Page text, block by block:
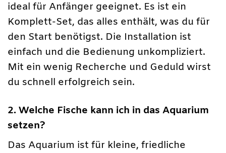
ideal für Anfänger geeignet. Es ist ein
Komplett-Set, das alles enthält, was du für
den Start benötigst. Die Installation ist
einfach und die Bedienung unkompliziert.
Mit ein wenig Recherche und Geduld wirst
du schnell erfolgreich sein.
2. Welche Fische kann ich in das Aquarium
setzen?
Das Aquarium ist für kleine, friedliche